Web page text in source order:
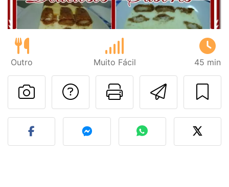
Outro Muito Fácil 45 min
Imprima
Falar com o autor
Fez esta receita?